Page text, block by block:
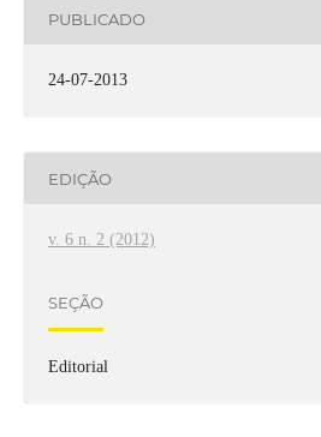
PUBLICADO
24-07-2013
EDIÇÃO
v. 6 n. 2 (2012)
SEÇÃO
Editorial